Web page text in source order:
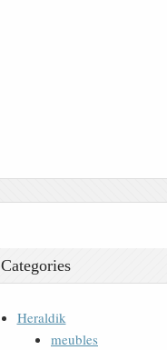
Categories
Heraldik
meubles